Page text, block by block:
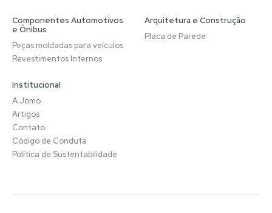
Componentes Automotivos
e Ônibus
Peças moldadas para veículos
Revestimentos Internos
Arquitetura e Construção
Placa de Parede
Institucional
A Jomo
Artigos
Contato
Código de Conduta
Política de Sustentabilidade